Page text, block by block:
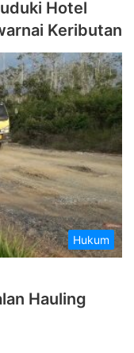
Hotel
Keributan
Hukum
Hauling